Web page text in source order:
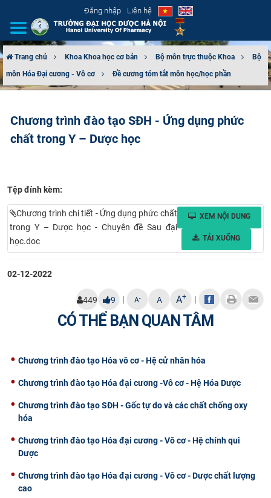
Đăng nhập Liên hệ
GIỚI THIỆU
TUYỂN SINH
ĐẢM BẢO CHẤT LƯỢNG
KHOA HỌC CÔNG NGHỆ
Trang chủ Khoa Khoa học cơ bản Bộ môn trực thuộc Khoa
Bộ
môn Hóa Đại cương - Vô cơ
Đề cương tóm tắt môn học/học phần
Chương trình đào tạo SĐH - Ứng dụng phức
chất trong Y – Dược học
Tệp đính kèm:
Chương trình chi tiết - Ứng dụng phức chất
trong Y – Dược học - Chuyên đề Sau đại
học.doc
XEM NỘI DUNG
TẢI XUỐNG
02-12-2022
449 9 | A- A A+ |
CÓ THỂ BẠN QUAN TÂM
Chương trình đào tạo Hóa vô cơ - Hệ cử nhân hóa
Chương trình đào tạo Hóa đại cương -Vô cơ - Hệ Hóa Dược
Chương trình đào tạo SĐH - Gốc tự do và các chất chống oxy
hóa
Chương trình đào tạo Hóa đại cương - Vô cơ - Hệ chính qui
Dược
Chương trình đào tạo Hóa đại cương - Vô cơ - Dược chất lượng
cao